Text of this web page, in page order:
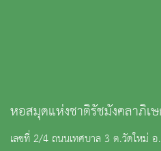
หอสมุดแห่งชาติรัชมังคลาภิเ
เลขที่ 2/4 ถนนเทศบาล 3 ต.วัดใหม่